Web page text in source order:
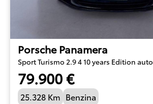
Porsche Panamera
Sport Turismo 2.9 4 10 years Edition auto
79.900 €
25.328 Km Benzina